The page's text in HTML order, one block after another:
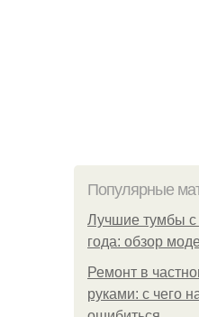
Популярные
Лучшие тумбы с
года: обзор
Ремонт в
руками: с чего